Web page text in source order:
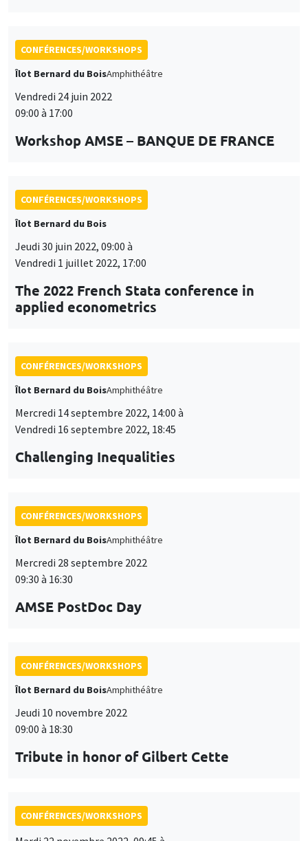
CONFÉRENCES/WORKSHOPS
Îlot Bernard du BoisAmphithéâtre
Vendredi 24 juin 2022
09:00 à 17:00
Workshop AMSE – BANQUE DE FRANCE
CONFÉRENCES/WORKSHOPS
Îlot Bernard du Bois
Jeudi 30 juin 2022, 09:00 à
Vendredi 1 juillet 2022, 17:00
The 2022 French Stata conference in
applied econometrics
CONFÉRENCES/WORKSHOPS
Îlot Bernard du BoisAmphithéâtre
Mercredi 14 septembre 2022, 14:00 à
Vendredi 16 septembre 2022, 18:45
Challenging Inequalities
CONFÉRENCES/WORKSHOPS
Îlot Bernard du BoisAmphithéâtre
Mercredi 28 septembre 2022
09:30 à 16:30
AMSE PostDoc Day
CONFÉRENCES/WORKSHOPS
Îlot Bernard du BoisAmphithéâtre
Jeudi 10 novembre 2022
09:00 à 18:30
Tribute in honor of Gilbert Cette
CONFÉRENCES/WORKSHOPS